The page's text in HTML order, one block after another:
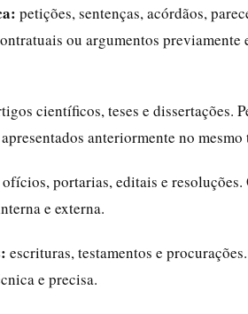
petições, sentenças, acórdãos,
ou argumentos
científicos, teses e dissertações.
anteriormente no
ofícios, portarias, editais e
e externa.
escrituras, testamentos e
e precisa.